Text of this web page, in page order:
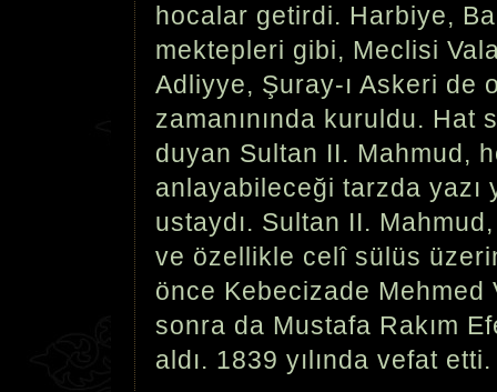
hocalar getirdi. Harbiye,
mektepleri gibi, Meclisi
Adliyye, Şuray-ı Askeri de
zamanınında kuruldu. Hat
duyan Sultan II. Mahmud,
anlayabileceği tarzda yazı
ustaydı. Sultan II.
ve özellikle celî sülüs
önce Kebecizade Mehmed
sonra da Mustafa Rakım
aldı. 1839 yılında vefat etti.